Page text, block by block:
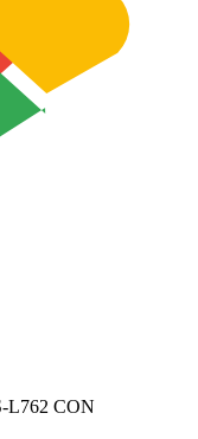
L762 CON